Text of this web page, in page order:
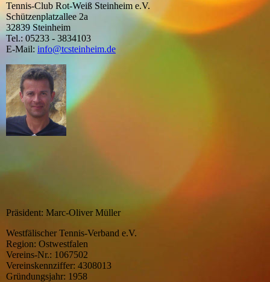
Tennis-Club Rot-Weiß Steinheim e.V.
Schützenplatzallee 2a
32839 Steinheim
Tel.: 05233 - 3834103
E-Mail: info@tcsteinheim.de
Präsident: Marc-Oliver Müller
Westfälischer Tennis-Verband e.V.
Region: Ostwestfalen
Vereins-Nr.: 1067502
Vereinskennziffer: 4308013
Gründungsjahr: 1958